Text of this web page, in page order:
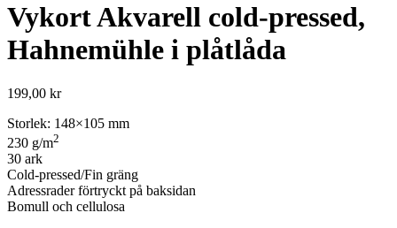
Vykort Akvarell cold-pressed,
Hahnemühle i plåtlåda
199,00 kr
Storlek: 148×105 mm
230 g/m2
30 ark
Cold-pressed/Fin gräng
Adressrader förtryckt på baksidan
Bomull och cellulosa